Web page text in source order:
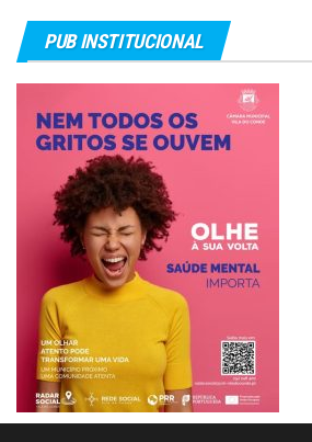
PUB INSTITUCIONAL